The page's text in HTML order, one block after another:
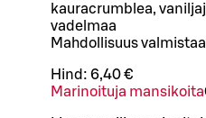
kauracrumblea,
vadelmaa
Mahdollisuus
Hind: 6,40 €
Marinoituja mansikoita